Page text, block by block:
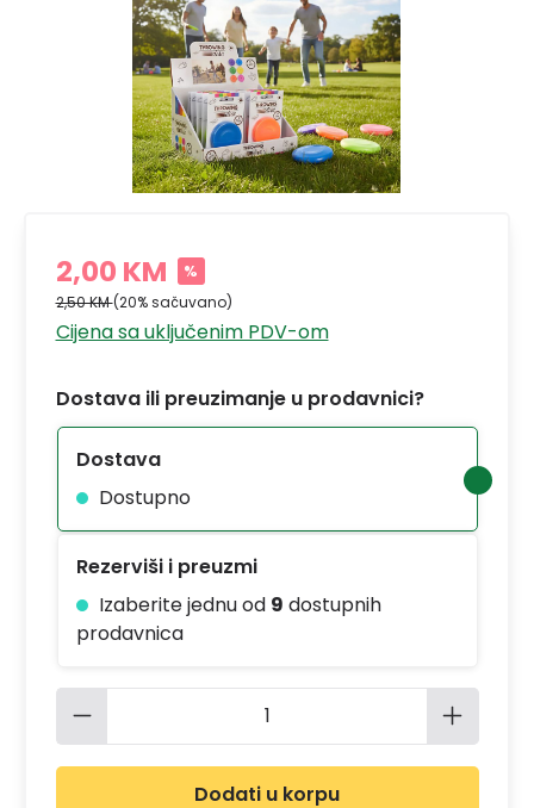
2,00 KM %
2,50 KM(20% sačuvano)
Cijena sa uključenim PDV-om
Dostava ili preuzimanje u prodavnici?
Dostava
Dostupno
Rezerviši i preuzmi
Izaberite jednu od 9 dostupnih
prodavnica
Količina proizvoda: Unesite
Dodati u korpu